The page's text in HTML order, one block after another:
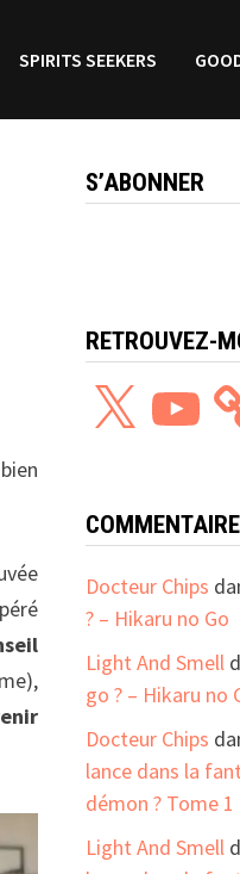
SPIRITS SEEKERS
S’ABONNER
RETROUVEZ-
YouTube
Docteur Chips
? – Hikaru no Go
Light And Smell
go ? – Hikaru no
Docteur Chips
lance dans la
démon ? Tome 1
Light And Smell